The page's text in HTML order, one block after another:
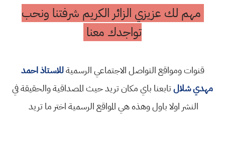
مهم لك عزيزي الزائر الكريم شرفتنا ونحب
تواجدك معنا
قنوات ومواقع التواصل الاجتماعي الرسميةللاستاذ احمد
مهدي شلالتابعنا باي مكان تريد حيث المصداقية والحقيقة في
النشر اولا باول وهذه هي المواقع الرسمية اختر ما تريد